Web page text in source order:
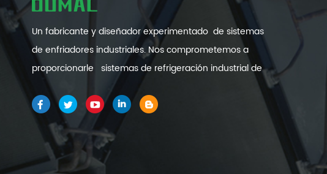
Un fabricante y diseñador experimentado de sistemas
de enfriadores industriales. Nos comprometemos a
proporcionarle sistemas de refrigeración industrial de
alta calidad y eficiencia .